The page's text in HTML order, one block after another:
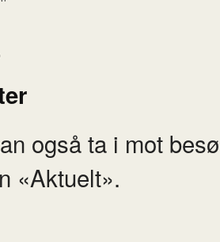
også ta i mot
«Aktuelt».